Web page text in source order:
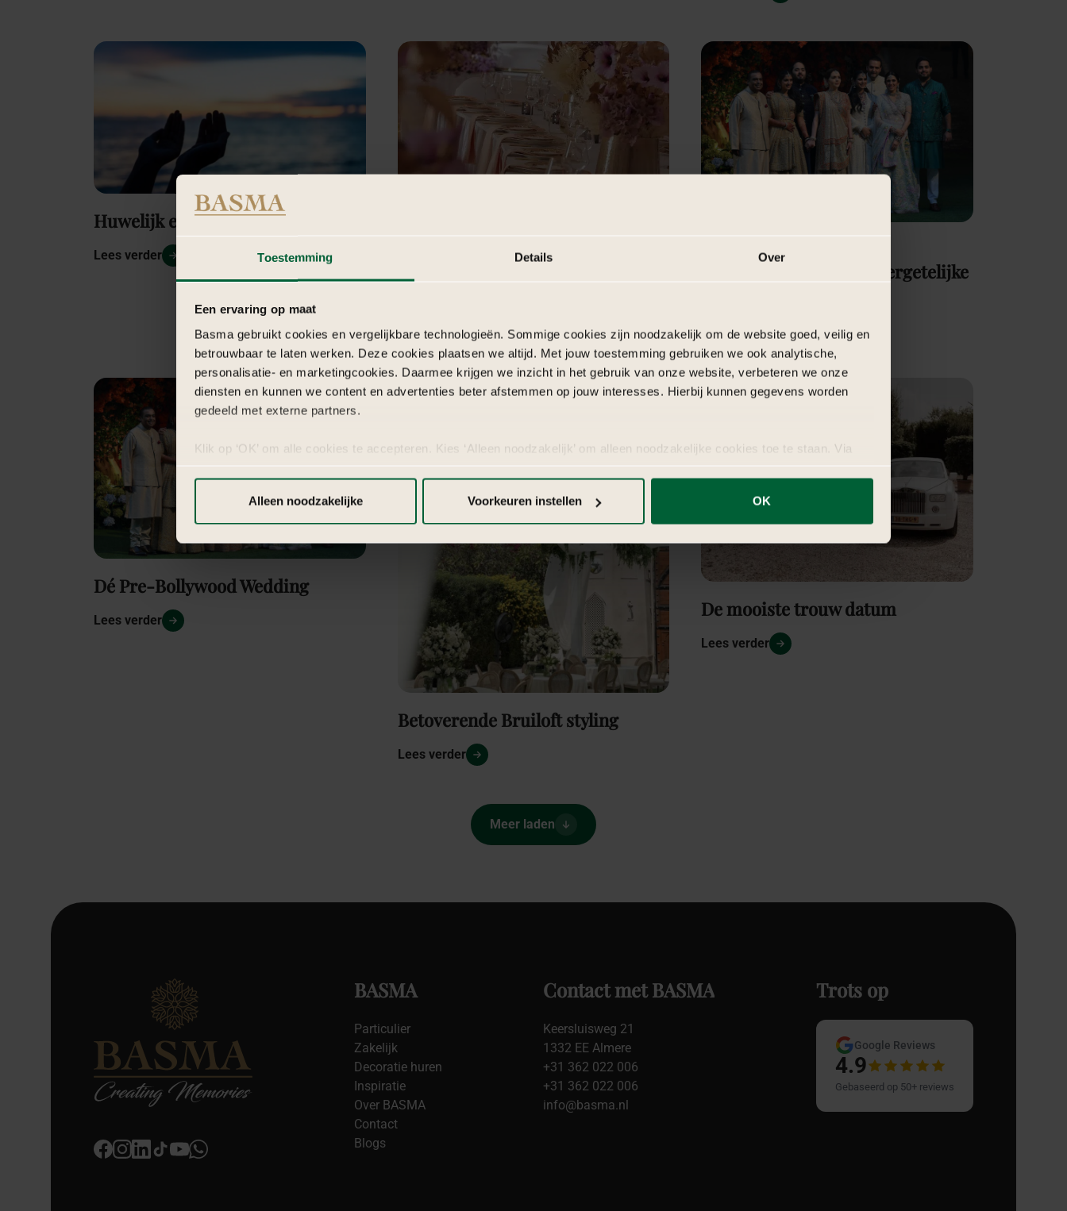
Toestemming Details Over
Een ervaring op maat
Basma gebruikt cookies en vergelijkbare technologieën. Sommige cookies zijn noodzakelijk om de website goed, veilig en
betrouwbaar te laten werken. Deze cookies plaatsen we altijd. Met jouw toestemming gebruiken we ook analytische,
personalisatie- en marketingcookies. Daarmee krijgen we inzicht in het gebruik van onze website, verbeteren we onze
diensten en kunnen we content en advertenties beter afstemmen op jouw interesses. Hierbij kunnen gegevens worden
gedeeld met externe partners.
Klik op ‘OK’ om alle cookies te accepteren. Kies ‘Alleen noodzakelijk’ om alleen noodzakelijke cookies toe te staan. Via
Alleen noodzakelijke
Voorkeuren instellen OK
Huwelijk en Geloof
Lees verder Elegante tafeldecoratie
Lees verder
Dé top meest gekozen
stylingthema’s voor onvergetelijke
Lees verder
Dé Pre-Bollywood Wedding
Lees verder
Betoverende Bruiloft styling
Lees verder
De mooiste trouw datum
Lees verder
Meer laden
BASMA
Particulier
Zakelijk
Decoratie huren
Inspiratie
Over BASMA
Contact
Blogs
Contact met BASMA
Keersluisweg 21
1332 EE Almere
+31 362 022 006
+31 362 022 006
info@basma.nl
Trots op
Google Reviews
4.9
Gebaseerd op 50+ reviews